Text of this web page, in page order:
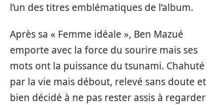
l’un des titres emblématiques de l’album.
Après sa « Femme idéale », Ben Mazué
emporte avec la force du sourire mais ses
mots ont la puissance du tsunami. Chahuté
par la vie mais débout, relevé sans doute et
bien décidé à ne pas rester assis à regarder